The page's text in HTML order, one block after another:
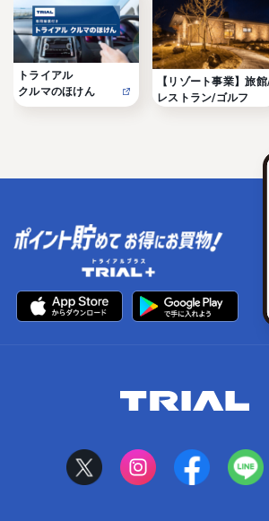
トライアル
クルマのほけん
【リゾート事業】旅
レストラン/ゴルフ